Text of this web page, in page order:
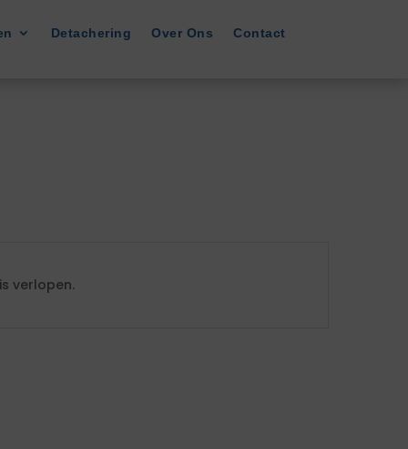
Detachering Over Ons Contact
verlopen.